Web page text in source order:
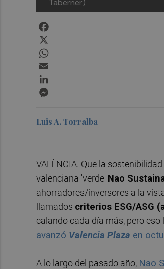
Luis A. Torralba
VALÈNCIA. Que la
valenciana 'verde' Nao
ahorradores/inversores a la
llamados criterios ESG/ASG
calando cada día más, pero
avanzó Valencia Plaza en
A lo largo del pasado año, Nao